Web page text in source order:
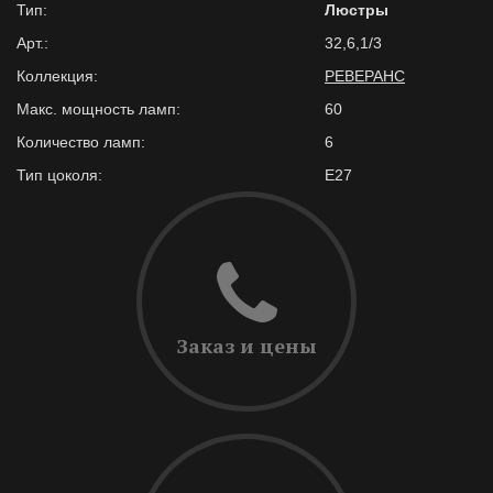
Тип:
Люстры
Арт.:
32,6,1/3
Коллекция:
РЕВЕРАНС
Макс. мощность ламп:
60
Количество ламп:
6
Тип цоколя:
E27
Заказ и цены